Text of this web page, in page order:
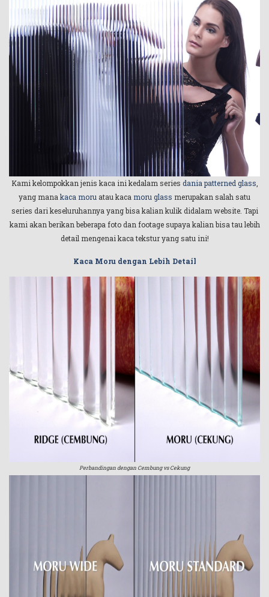
Kami kelompokkan jenis kaca ini kedalam series dania patterned glass,
yang manakaca moru atau kaca moru glass merupakan salah satu
series dari keseluruhannya yang bisa kalian kulik didalam website. Tapi
kami akan berikan beberapa foto dan footage supaya kalian bisa tau lebih
detail mengenai kaca tekstur yang satu ini!
Kaca Moru dengan Lebih Detail
Perbandingan dengan Cembung vs Cekung